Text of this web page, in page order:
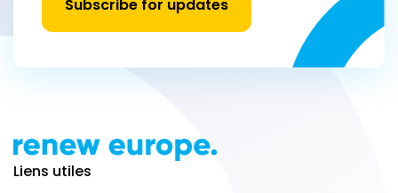
Subscribe for updates
Liens utiles